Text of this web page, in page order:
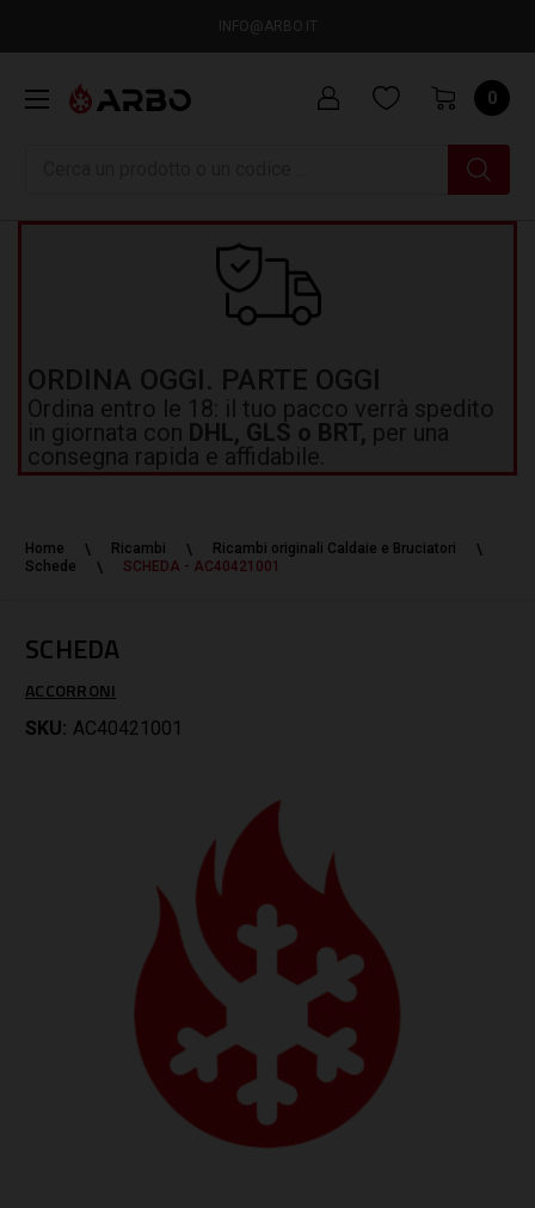
INFO@ARBO.IT
0
ORDINA OGGI. PARTE OGGI
Ordina entro le 18: il tuo pacco verrà spedito
in giornata con DHL, GLS o BRT, per una
consegna rapida e affidabile.
Home Ricambi
Ricambi originali Caldaie e Bruciatori
Schede
SCHEDA - AC40421001
SCHEDA
ACCORRONI
SKU: AC40421001